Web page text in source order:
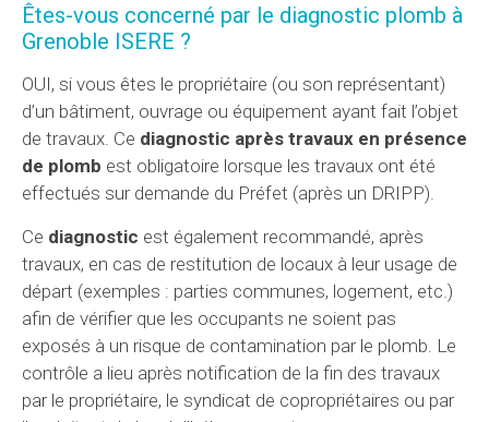
Êtes-vous concerné par le diagnostic plomb à
Grenoble ISERE ?
OUI, si vous êtes le propriétaire (ou son représentant)
d’un bâtiment, ouvrage ou équipement ayant fait l’objet
de travaux. Ce diagnostic après travaux en présence
de plomb est obligatoire lorsque les travaux ont été
effectués sur demande du Préfet (après un DRIPP).
Ce diagnostic est également recommandé, après
travaux, en cas de restitution de locaux à leur usage de
départ (exemples : parties communes, logement, etc.)
afin de vérifier que les occupants ne soient pas
exposés à un risque de contamination par le plomb. Le
contrôle a lieu après notification de la fin des travaux
par le propriétaire, le syndicat de copropriétaires ou par